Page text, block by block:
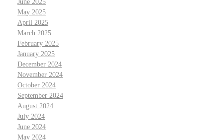
June 2025
May 2025
April 2025
March 2025
February 2025
January 2025
December 2024
November 2024
October 2024
September 2024
August 2024
July 2024
June 2024
May 2024